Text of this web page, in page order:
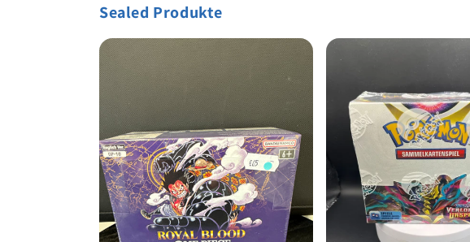
Sealed Produkte